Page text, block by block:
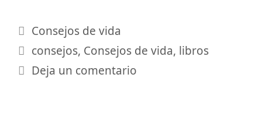
Categorías
Consejos de vida
Etiquetas
consejos, Consejos de vida, libros
Deja un comentario